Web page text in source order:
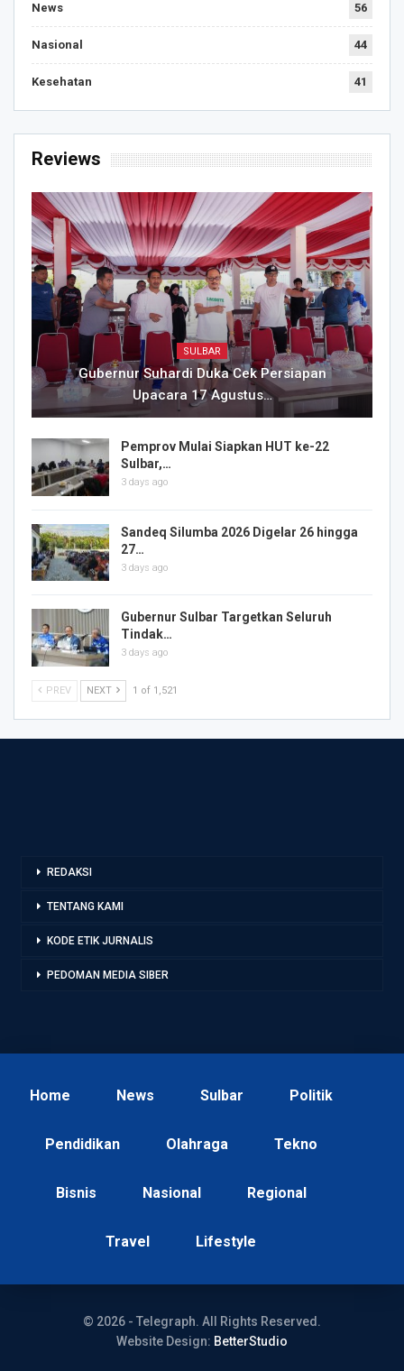
News 56
Nasional 44
Kesehatan 41
Reviews
SULBAR
Gubernur Suhardi Duka Cek Persiapan
Upacara 17 Agustus…
Pemprov Mulai Siapkan HUT ke-22
Sulbar,…
3 days ago
Sandeq Silumba 2026 Digelar 26 hingga
27…
3 days ago
Gubernur Sulbar Targetkan Seluruh
Tindak…
3 days ago
PREV NEXT 1 of 1,521
REDAKSI
TENTANG KAMI
KODE ETIK JURNALIS
PEDOMAN MEDIA SIBER
Home News Sulbar Politik
Pendidikan Olahraga Tekno
Bisnis Nasional Regional
Travel Lifestyle
© 2026 - Telegraph. All Rights Reserved.
Website Design: BetterStudio